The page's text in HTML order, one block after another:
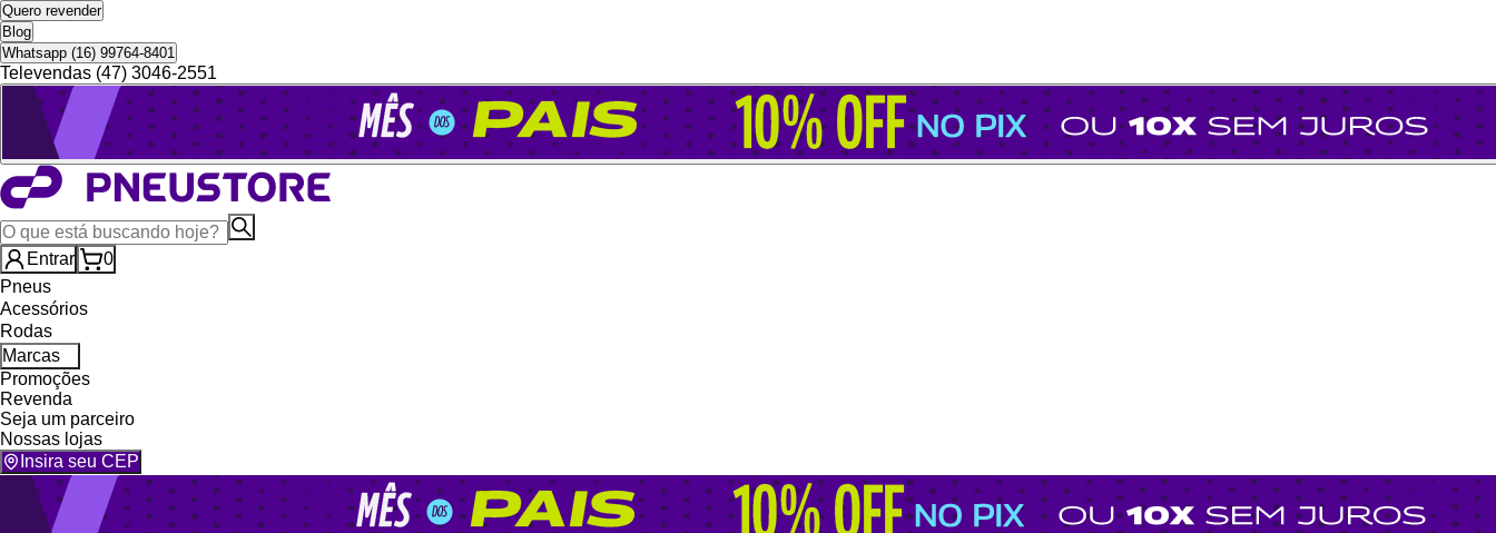
Quero revender
Blog
Whatsapp (16) 99764-8401
Televendas (47) 3046-2551
Entrar
0
Pneus
Acessórios
Rodas
Marcas
Promoções
Revenda
Seja um parceiro
Nossas lojas
Insira seu CEP